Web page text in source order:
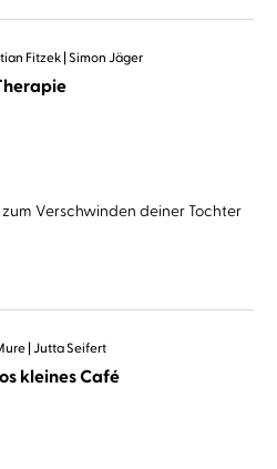
Fitzek Simon Jäger
Verschwinden deiner Tochter
Jutta Seifert
kleines Café